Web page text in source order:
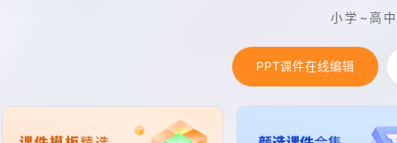
小学~高
PPT课件在线编辑